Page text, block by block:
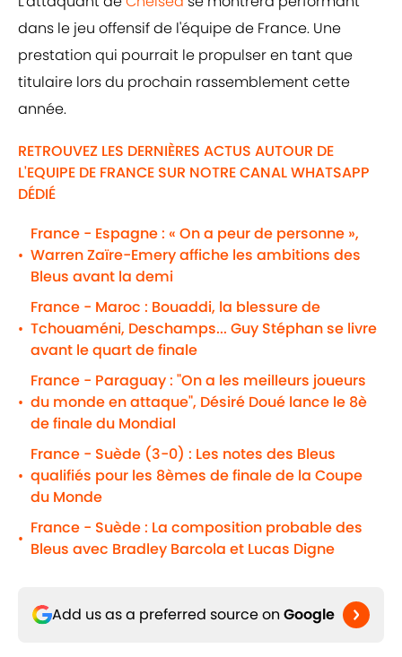
dans le jeu offensif de l'équipe de France. Une
prestation qui pourrait le propulser en tant que
titulaire lors du prochain rassemblement cette
année.
RETROUVEZ LES DERNIÈRES ACTUS AUTOUR DE
L'EQUIPE DE FRANCE SUR NOTRE CANAL WHATSAPP
DÉDIÉ
•
France - Espagne : « On a peur de personne »,
Warren Zaïre-Emery affiche les ambitions des
Bleus avant la demi
•
France - Maroc : Bouaddi, la blessure de
Tchouaméni, Deschamps... Guy Stéphan se livre
avant le quart de finale
•
France - Paraguay : "On a les meilleurs joueurs
du monde en attaque", Désiré Doué lance le 8è
de finale du Mondial
•
France - Suède (3-0) : Les notes des Bleus
qualifiés pour les 8èmes de finale de la Coupe
du Monde
•
France - Suède : La composition probable des
Bleus avec Bradley Barcola et Lucas Digne
Add us as a preferred source on Google